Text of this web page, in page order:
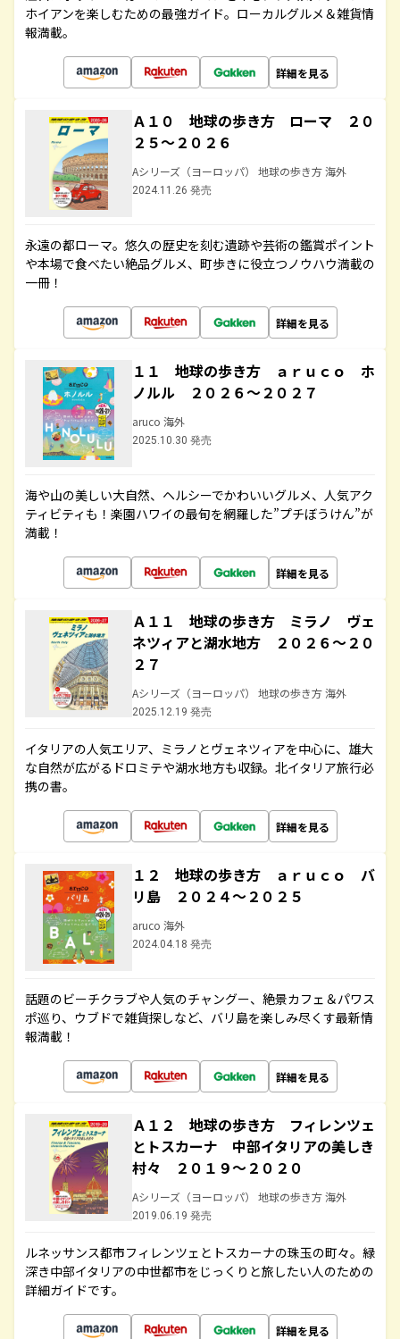
ホイアンを楽しむための最強ガイド。ローカルグルメ＆雑貨情
報満載。
詳細を見る
Ａ１０ 地球の歩き方 ローマ ２０
２５～２０２６
Aシリーズ（ヨーロッパ） 地球の歩き方 海外
2024.11.26 発売
永遠の都ローマ。悠久の歴史を刻む遺跡や芸術の鑑賞ポイント
や本場で食べたい絶品グルメ、町歩きに役立つノウハウ満載の
一冊！
詳細を見る
１１ 地球の歩き方 ａｒｕｃｏ ホ
ノルル ２０２６～２０２７
aruco 海外
2025.10.30 発売
海や山の美しい大自然、ヘルシーでかわいいグルメ、人気アク
ティビティも！楽園ハワイの最旬を網羅した”プチぼうけん”が
満載！
詳細を見る
Ａ１１ 地球の歩き方 ミラノ ヴェ
ネツィアと湖水地方 ２０２６～２０
２７
Aシリーズ（ヨーロッパ） 地球の歩き方 海外
2025.12.19 発売
イタリアの人気エリア、ミラノとヴェネツィアを中心に、雄大
な自然が広がるドロミテや湖水地方も収録。北イタリア旅行必
携の書。
詳細を見る
１２ 地球の歩き方 ａｒｕｃｏ バ
リ島 ２０２４～２０２５
aruco 海外
2024.04.18 発売
話題のビーチクラブや人気のチャングー、絶景カフェ＆パワス
ポ巡り、ウブドで雑貨探しなど、バリ島を楽しみ尽くす最新情
報満載！
詳細を見る
Ａ１２ 地球の歩き方 フィレンツェ
とトスカーナ 中部イタリアの美しき
村々 ２０１９～２０２０
Aシリーズ（ヨーロッパ） 地球の歩き方 海外
2019.06.19 発売
ルネッサンス都市フィレンツェとトスカーナの珠玉の町々。緑
深き中部イタリアの中世都市をじっくりと旅したい人のための
詳細ガイドです。
詳細を見る